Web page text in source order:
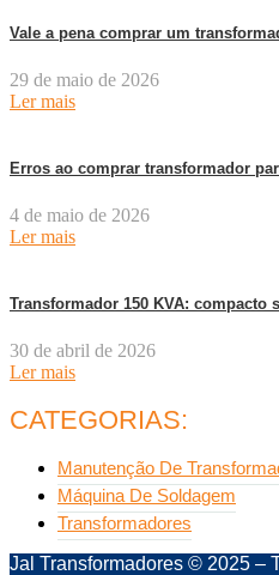
Vale a pena comprar um
29 de maio de 2026
Ler mais
Erros ao comprar transformador
4 de maio de 2026
Ler mais
Transformador 150 KVA: compacto
30 de abril de 2026
Ler mais
CATEGORIAS:
Manutenção De
Máquina De Soldagem
Transformadores
Jal Transformadores © 2025 –